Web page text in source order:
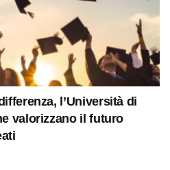
l’Università di
valorizzano il futuro